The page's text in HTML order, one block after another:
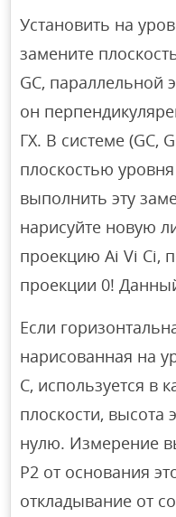
Установить на
замените
GC, параллельной
он
ГХ. В системе (GC,
плоскостью
выполнить эту
нарисуйте новую
проекцию Ai Vi Ci,
проекции 0!
Если
нарисованная на
C, используется в
плоскости, высота
нулю. Измерение
P2 от основания
откладывание от